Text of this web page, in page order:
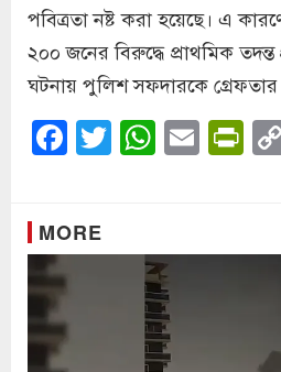
পবিত্রতা নষ্ট করা হয়েছে। এ
২০০ জনের বিরুদ্ধে প্রাথমিক
ঘটনায় পুলিশ সফদারকে গ্রেফতার
Facebook
Twitter
MORE